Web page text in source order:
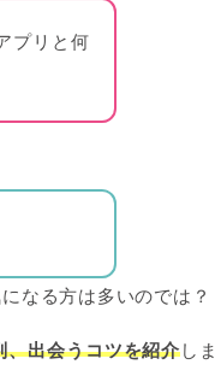
プリと何
なる方は多いのでは？
出会うコツを紹介しま